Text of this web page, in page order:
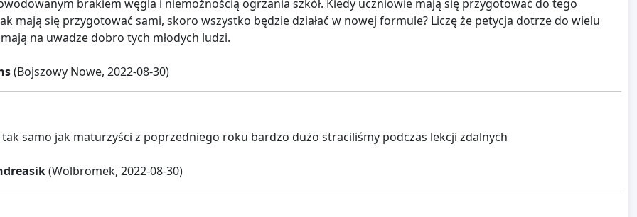
brakiem węgla i niemożnością ogrzania szkół. Kiedy uczniowie mają się przygotować do tego
mają się przygotować sami, skoro wszystko będzie działać w nowej formule? Liczę że petycja dotrze do wielu
na uwadze dobro tych młodych ludzi.
(Bojszowy Nowe, 2022-08-30)
tak samo jak maturzyści z poprzedniego roku bardzo dużo straciliśmy podczas lekcji zdalnych
(Wolbromek, 2022-08-30)